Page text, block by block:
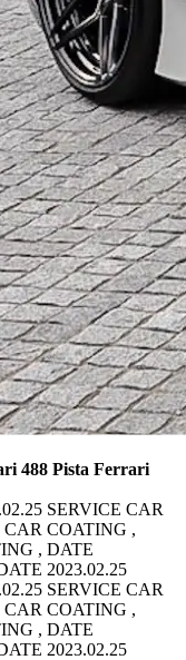
488 Pista Ferrari
SERVICE CAR
CAR COATING ,
, DATE
2023.02.25
SERVICE CAR
CAR COATING ,
, DATE
2023.02.25